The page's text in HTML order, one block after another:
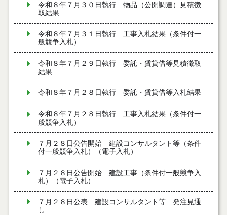
令和８年７月３０日執行 物品（公開調達）見積徴
取結果
令和８年７月３１日執行 工事入札結果（条件付一
般競争入札）
令和８年７月２９日執行 委託・賃貸借等見積徴取
結果
令和８年７月２８日執行 委託・賃貸借等入札結果
令和８年７月２８日執行 工事入札結果（条件付一
般競争入札）
７月２８日公告開始 建設コンサルタント等（条件
付一般競争入札）（電子入札）
７月２８日公告開始 建設工事（条件付一般競争入
札）（電子入札）
７月２８日公表 建設コンサルタント等 発注見通
し